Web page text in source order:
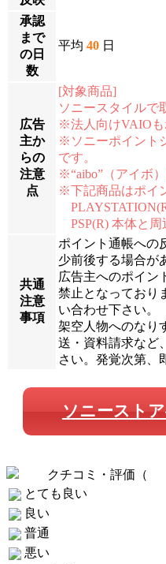
承認
まで
の日
数
平均 40 日
広告
主か
らの
注意
点
[対象商品]
ソニースタイルで
※法人向けVAIOも
※ソニーポイント
です。
※“aibo”（アイボ
※下記商品はポイ
PSP(R) 本体と周
共通
注意
事項
ポイント通帳への
少前後する場合が
広告主へのポイン
禁止となっており
い合わせ下さい。
架空人物へのなり
送・資料請求など
さい。発覚次第、
ソニースト
クチコミ・評価（
とても良い
良い
普通
悪い